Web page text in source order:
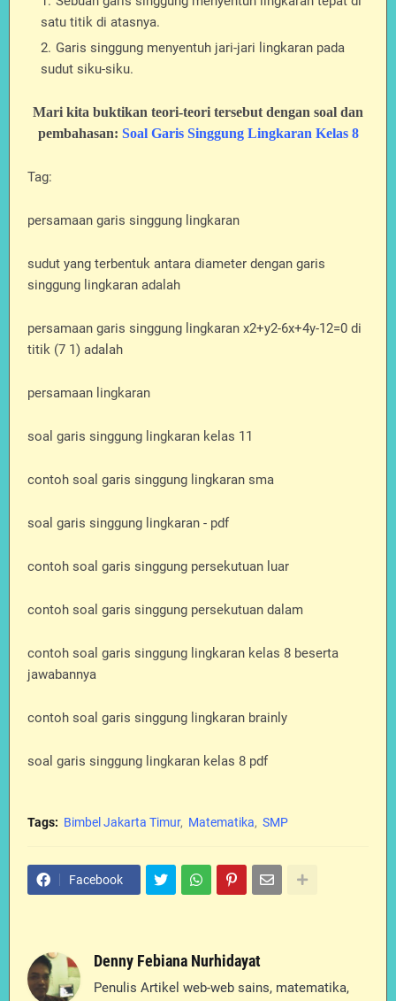
satu titik di atasnya.
Garis singgung menyentuh jari-jari lingkaran pada
sudut siku-siku.
Mari kita buktikan teori-teori tersebut dengan soal dan
pembahasan: Soal Garis Singgung Lingkaran Kelas 8
Tag:
persamaan garis singgung lingkaran
sudut yang terbentuk antara diameter dengan garis
singgung lingkaran adalah
persamaan garis singgung lingkaran x2+y2-6x+4y-12=0 di
titik (7 1) adalah
persamaan lingkaran
soal garis singgung lingkaran kelas 11
contoh soal garis singgung lingkaran sma
soal garis singgung lingkaran - pdf
contoh soal garis singgung persekutuan luar
contoh soal garis singgung persekutuan dalam
contoh soal garis singgung lingkaran kelas 8 beserta
jawabannya
contoh soal garis singgung lingkaran brainly
soal garis singgung lingkaran kelas 8 pdf
Tags: Bimbel Jakarta Timur Matematika SMP
Facebook
Denny Febiana Nurhidayat
Penulis Artikel web-web sains, matematika,